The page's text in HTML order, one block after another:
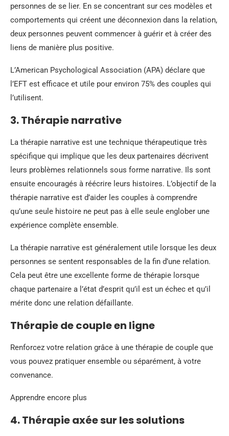
personnes de se lier. En se concentrant sur ces modèles et
comportements qui créent une déconnexion dans la relation,
deux personnes peuvent commencer à guérir et à créer des
liens de manière plus positive.
L’American Psychological Association (APA) déclare que
l’EFT est efficace et utile pour environ 75% des couples qui
l’utilisent.
3. Thérapie narrative
La thérapie narrative est une technique thérapeutique très
spécifique qui implique que les deux partenaires décrivent
leurs problèmes relationnels sous forme narrative. Ils sont
ensuite encouragés à réécrire leurs histoires. L’objectif de la
thérapie narrative est d’aider les couples à comprendre
qu’une seule histoire ne peut pas à elle seule englober une
expérience complète ensemble.
La thérapie narrative est généralement utile lorsque les deux
personnes se sentent responsables de la fin d’une relation.
Cela peut être une excellente forme de thérapie lorsque
chaque partenaire a l’état d’esprit qu’il est un échec et qu’il
mérite donc une relation défaillante.
Thérapie de couple en ligne
Renforcez votre relation grâce à une thérapie de couple que
vous pouvez pratiquer ensemble ou séparément, à votre
convenance.
Apprendre encore plus
4. Thérapie axée sur les solutions